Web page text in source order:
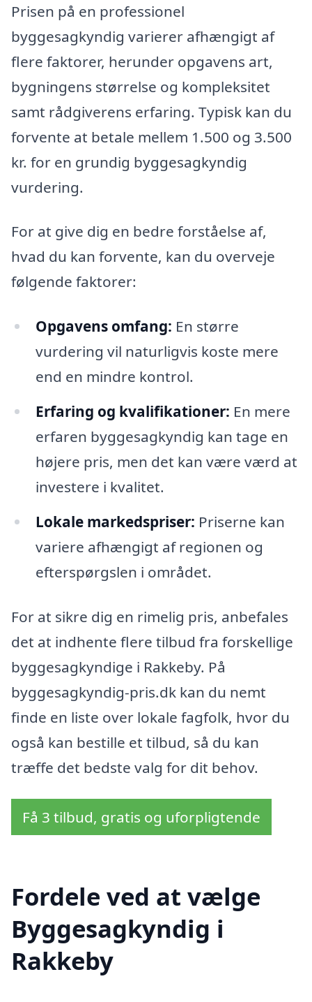
Prisen på en professionel
byggesagkyndig varierer afhængigt af
flere faktorer, herunder opgavens art,
bygningens størrelse og kompleksitet
samt rådgiverens erfaring. Typisk kan du
forvente at betale mellem 1.500 og 3.500
kr. for en grundig byggesagkyndig
vurdering.
For at give dig en bedre forståelse af,
hvad du kan forvente, kan du overveje
følgende faktorer:
Opgavens omfang: En større
vurdering vil naturligvis koste mere
end en mindre kontrol.
Erfaring og kvalifikationer: En mere
erfaren byggesagkyndig kan tage en
højere pris, men det kan være værd at
investere i kvalitet.
Lokale markedspriser: Priserne kan
variere afhængigt af regionen og
efterspørgslen i området.
For at sikre dig en rimelig pris, anbefales
det at indhente flere tilbud fra forskellige
byggesagkyndige i Rakkeby. På
byggesagkyndig-pris.dk kan du nemt
finde en liste over lokale fagfolk, hvor du
også kan bestille et tilbud, så du kan
træffe det bedste valg for dit behov.
Få 3 tilbud, gratis og uforpligtende
Fordele ved at vælge
Byggesagkyndig i
Rakkeby